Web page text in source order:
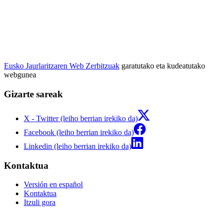
Eusko Jaurlaritzaren Web Zerbitzuak garatutako eta kudeatutako
webgunea
Gizarte sareak
X - Twitter (leiho berrian irekiko da)
Facebook (leiho berrian irekiko da)
Linkedin (leiho berrian irekiko da)
Kontaktua
Versión en español
Kontaktua
Itzuli gora